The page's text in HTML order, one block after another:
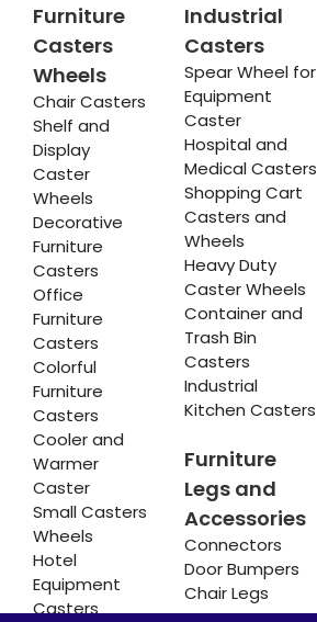
Furniture
Casters
Wheels
Chair Casters
Shelf and
Display
Caster
Wheels
Decorative
Furniture
Casters
Office
Furniture
Casters
Colorful
Furniture
Casters
Cooler and
Warmer
Caster
Small Casters
Wheels
Hotel
Equipment
Casters
Industrial
Casters
Spear Wheel for
Equipment
Caster
Hospital and
Medical Casters
Shopping Cart
Casters and
Wheels
Heavy Duty
Caster Wheels
Container and
Trash Bin
Casters
Industrial
Kitchen Casters
Furniture
Legs and
Accessories
Connectors
Door Bumpers
Chair Legs